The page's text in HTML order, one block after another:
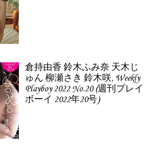
倉持由香 鈴木ふみ奈 天木じ
ゅん 柳瀬さき 鈴木咲, Weekly
Playboy 2022 No.20 (週刊プレイ
ボーイ 2022年20号)